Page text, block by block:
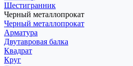
Шестигранник
Черный металлопрокат
Черный металлопрокат
Арматура
Двутавровая балка
Квадрат
Круг